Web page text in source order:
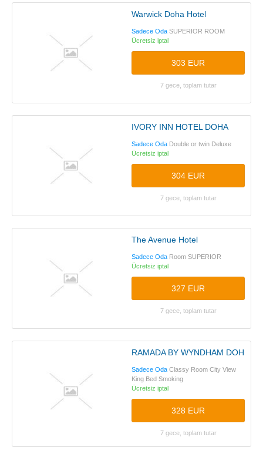
Warwick Doha Hotel
Sadece Oda SUPERIOR ROOM
Ücretsiz iptal
303 EUR
7 gece, toplam tutar
IVORY INN HOTEL DOHA
Sadece Oda Double or twin Deluxe
Ücretsiz iptal
304 EUR
7 gece, toplam tutar
The Avenue Hotel
Sadece Oda Room SUPERIOR
Ücretsiz iptal
327 EUR
7 gece, toplam tutar
RAMADA BY WYNDHAM DOHA
Sadece Oda Classy Room City View
King Bed Smoking
Ücretsiz iptal
328 EUR
7 gece, toplam tutar